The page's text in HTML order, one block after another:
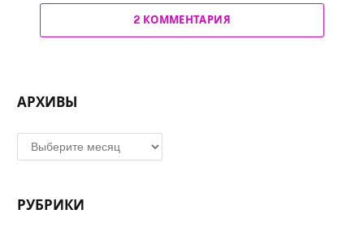
2 КОММЕНТАРИЯ
АРХИВЫ
Архивы
РУБРИКИ